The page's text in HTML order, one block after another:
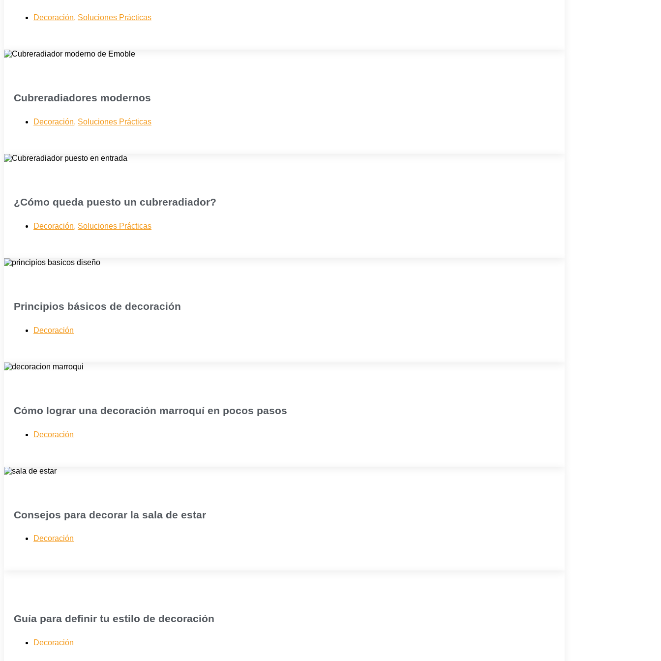
Decoración, Soluciones Prácticas
Cubreradiadores modernos
Decoración, Soluciones Prácticas
¿Cómo queda puesto un cubreradiador?
Decoración, Soluciones Prácticas
Principios básicos de decoración
Decoración
Cómo lograr una decoración marroquí en pocos pasos
Decoración
Consejos para decorar la sala de estar
Decoración
Guía para definir tu estilo de decoración
Decoración